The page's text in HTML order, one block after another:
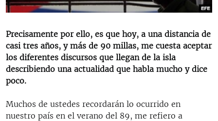
RADIO MARTÍ
ESPECIALES
LA REALIDAD DE LA VIVIENDA EN CUBA
SER VIEJO EN CUBA
LOS SANTOS DE HIALEAH
MULTIMEDIA
EDITORIALES
SÍGUENOS
Precisamente por ello, es que hoy, a una distancia de
casi tres años, y más de 90 millas, me cuesta aceptar
los diferentes discursos que llegan de la isla
describiendo una actualidad que habla mucho y dice
poco.
Muchos de ustedes recordarán lo ocurrido en
nuestro país en el verano del 89, me refiero a